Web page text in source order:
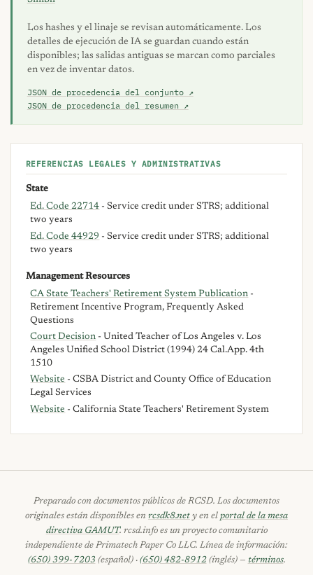
Los hashes y el linaje se revisan automáticamente. Los
detalles de ejecución de IA se guardan cuando están
disponibles; las salidas antiguas se marcan como parciales
en vez de inventar datos.
JSON de procedencia del conjunto ↗
JSON de procedencia del resumen ↗
REFERENCIAS LEGALES Y ADMINISTRATIVAS
State
Ed. Code 22714 - Service credit under STRS; additional
two years
Ed. Code 44929 - Service credit under STRS; additional
two years
Management Resources
CA State Teachers' Retirement System Publication -
Retirement Incentive Program, Frequently Asked
Questions
Court Decision - United Teacher of Los Angeles v. Los
Angeles Unified School District (1994) 24 Cal.App. 4th
1510
Website - CSBA District and County Office of Education
Legal Services
Website - California State Teachers' Retirement System
Preparado con documentos públicos de RCSD. Los documentos
originales están disponibles en rcsdk8.net y en el portal de la mesa
directiva GAMUT. rcsd.info es un proyecto comunitario
independiente de Primatech Paper Co LLC. Línea de información:
(650) 399-7203 (español) · (650) 482-8912(inglés) — términos.